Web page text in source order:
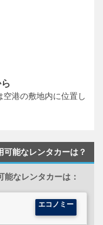
港の敷地内に位置し
能なレンタカーは？
なレンタカーは：
エコノミー